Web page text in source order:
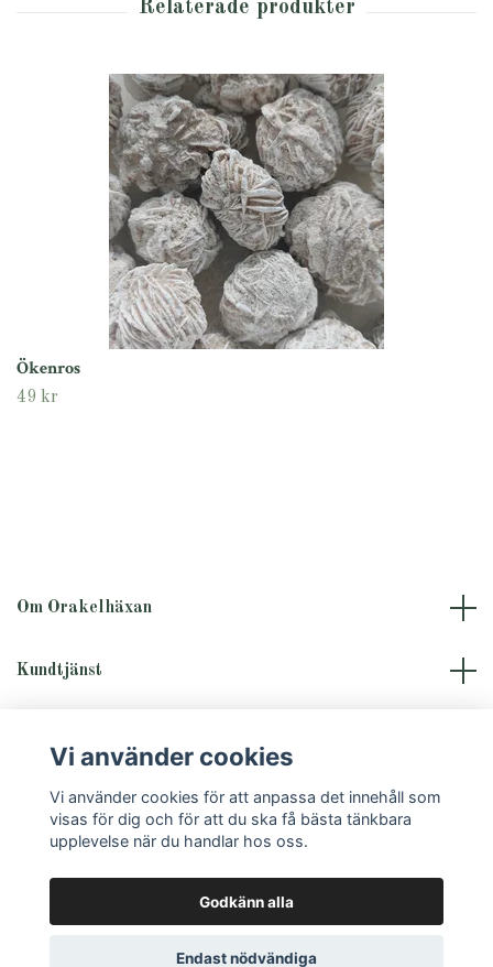
Ökenros
49 kr
Om Orakelhäxan
Kundtjänst
Sociala medier
© 2026 Orakelhäxan
Vi använder cookies
Vi använder cookies för att anpassa det innehåll som
visas för dig och för att du ska få bästa tänkbara
upplevelse när du handlar hos oss.
Godkänn alla
Endast nödvändiga